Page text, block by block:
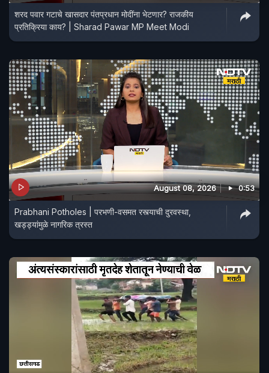
शरद पवार गटाचे खासदार पंतप्रधान मोदींना भेटणार? राजकीय
प्रतिक्रिया काय? | Sharad Pawar MP Meet Modi
August 08, 2026 0:53
Prabhani Potholes | परभणी-वसमत रस्त्याची दुरवस्था,
खड्ड्यांमुळे नागरिक त्रस्त